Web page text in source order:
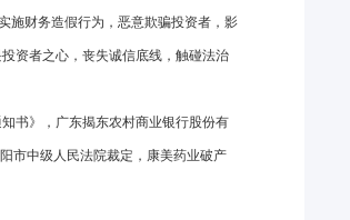
施财务造假行为，恶意欺骗投资者，影
资者之心，丧失诚信底线，触碰法治
书》，广东揭东农村商业银行股份有
市中级人民法院裁定，康美药业破产